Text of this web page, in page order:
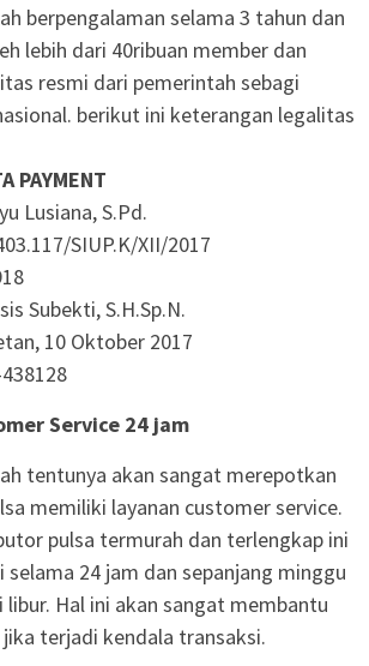
berpengalaman selama 3 tahun dan
lebih dari 40ribuan member dan
resmi dari pemerintah sebagi
berikut ini keterangan legalitas
PAYMENT
Lusiana, S.Pd.
SIUP.K/XII/2017
Subekti, S.H.Sp.N.
10 Oktober 2017
Service 24 jam
tentunya akan sangat merepotkan
memiliki layanan customer service.
pulsa termurah dan terlengkap ini
selama 24 jam dan sepanjang minggu
libur. Hal ini akan sangat membantu
terjadi kendala transaksi.